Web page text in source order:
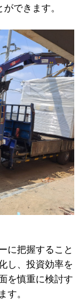
できます。
に把握すること
し、投資効率を
を慎重に検討す
す。